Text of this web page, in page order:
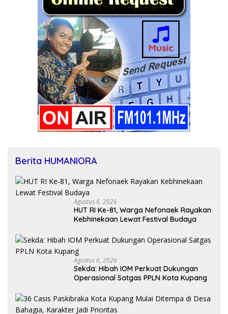
Berita HUMANIORA
Agustus 6, 2026
HUT RI Ke-81, Warga Nefonaek Rayakan
Kebhinekaan Lewat Festival Budaya
Agustus 6, 2026
Sekda: Hibah IOM Perkuat Dukungan
Operasional Satgas PPLN Kota Kupang